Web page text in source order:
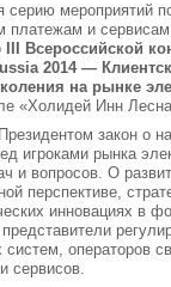
серию мероприятий
платежам и
Всероссийской
2014 —
на рынке
«Холидей Инн
закон о
игроками рынка
и вопросов. О
перспективе,
инновациях в
операторов
сервисов.